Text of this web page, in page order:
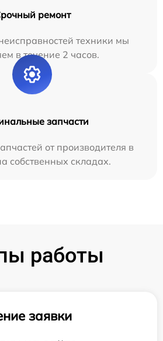
ремонт
техники мы
в течение 2 часов.
запчасти
от производителя в
собственных складах.
работы
заявки